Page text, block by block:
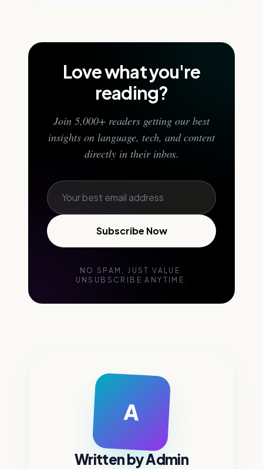
Love what you're
reading?
Join 5,000+ readers getting our best
insights on language, tech, and content
directly in their inbox.
Subscribe Now
NO SPAM. JUST VALUE.
UNSUBSCRIBE ANYTIME.
A
Written byAdmin